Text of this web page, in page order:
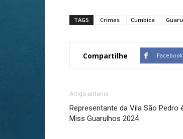
TAGS Crimes Cumbica
Compartilhe Facebook
Artigo anterior
Representante da Vila São Pedro
Miss Guarulhos 2024